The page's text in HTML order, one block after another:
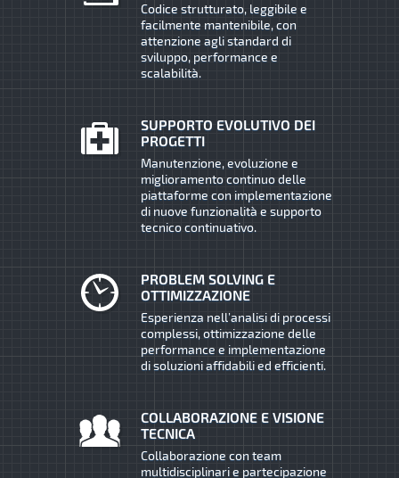
Codice strutturato, leggibile e
facilmente mantenibile, con
attenzione agli standard di
sviluppo, performance e
scalabilità.
SUPPORTO EVOLUTIVO DEI
PROGETTI
Manutenzione, evoluzione e
miglioramento continuo delle
piattaforme con implementazione
di nuove funzionalità e supporto
tecnico continuativo.
PROBLEM SOLVING E
OTTIMIZZAZIONE
Esperienza nell’analisi di processi
complessi, ottimizzazione delle
performance e implementazione
di soluzioni affidabili ed efficienti.
COLLABORAZIONE E VISIONE
TECNICA
Collaborazione con team
multidisciplinari e partecipazione